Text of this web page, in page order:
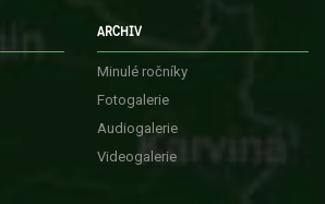
ARCHIV
Minulé ročníky
Fotogalerie
Audiogalerie
Videogalerie